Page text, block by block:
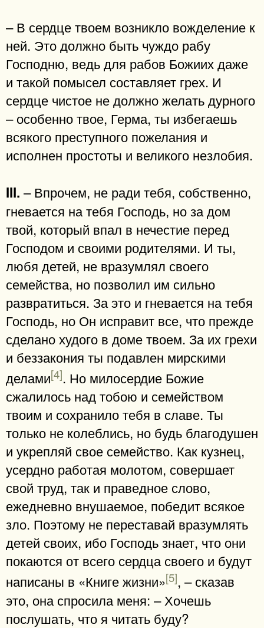
– В сердце твоем возникло вожделение к
ней. Это должно быть чуждо рабу
Господню, ведь для рабов Божиих даже
и такой помысел составляет грех. И
сердце чистое не должно желать дурного
– особенно твое, Герма, ты избегаешь
всякого преступного пожелания и
исполнен простоты и великого незлобия.
III. – Впрочем, не ради тебя, собственно,
гневается на тебя Господь, но за дом
твой, который впал в нечестие перед
Господом и своими родителями. И ты,
любя детей, не вразумлял своего
семейства, но позволил им сильно
развратиться. За это и гневается на тебя
Господь, но Он исправит все, что прежде
сделано худого в доме твоем. За их грехи
и беззакония ты подавлен мирскими
делами[4]. Но милосердие Божие
сжалилось над тобою и семейством
твоим и сохранило тебя в славе. Ты
только не колеблись, но будь благодушен
и укрепляй свое семейство. Как кузнец,
усердно работая молотом, совершает
свой труд, так и праведное слово,
ежедневно внушаемое, победит всякое
зло. Поэтому не переставай вразумлять
детей своих, ибо Господь знает, что они
покаются от всего сердца своего и будут
написаны в «Книге жизни»[5], – сказав
это, она спросила меня: – Хочешь
послушать, что я читать буду?